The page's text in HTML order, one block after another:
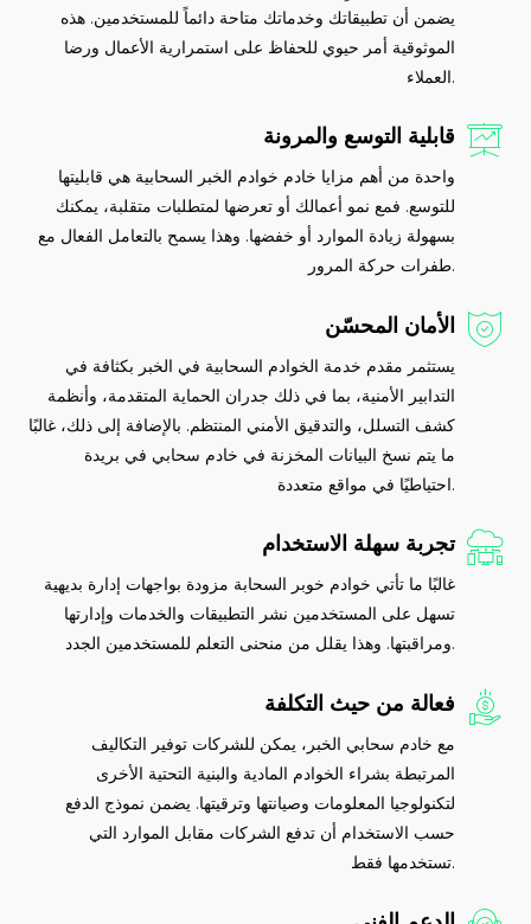
يضمن أن تطبيقاتك وخدماتك متاحة دائماً للمستخدمين. هذه
الموثوقية أمر حيوي للحفاظ على استمرارية الأعمال ورضا
العملاء.
قابلية التوسع والمرونة
واحدة من أهم مزايا خادم خوادم الخبر السحابية هي قابليتها
للتوسع. فمع نمو أعمالك أو تعرضها لمتطلبات متقلبة، يمكنك
بسهولة زيادة الموارد أو خفضها. وهذا يسمح بالتعامل الفعال مع
طفرات حركة المرور.
الأمان المحسّن
يستثمر مقدم خدمة الخوادم السحابية في الخبر بكثافة في
التدابير الأمنية، بما في ذلك جدران الحماية المتقدمة، وأنظمة
كشف التسلل، والتدقيق الأمني المنتظم. بالإضافة إلى ذلك، غالبًا
ما يتم نسخ البيانات المخزنة في خادم سحابي في بريدة
احتياطيًا في مواقع متعددة.
تجربة سهلة الاستخدام
غالبًا ما تأتي خوادم خوبر السحابة مزودة بواجهات إدارة بديهية
تسهل على المستخدمين نشر التطبيقات والخدمات وإدارتها
ومراقبتها. وهذا يقلل من منحنى التعلم للمستخدمين الجدد.
فعالة من حيث التكلفة
مع خادم سحابي الخبر، يمكن للشركات توفير التكاليف
المرتبطة بشراء الخوادم المادية والبنية التحتية الأخرى
لتكنولوجيا المعلومات وصيانتها وترقيتها. يضمن نموذج الدفع
حسب الاستخدام أن تدفع الشركات مقابل الموارد التي
تستخدمها فقط.